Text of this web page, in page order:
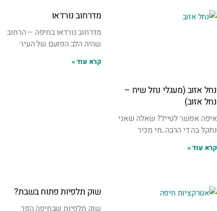
נחל אזוב (מעגלי נחל שיח –
נחל אזוב)
איפה אפשר לטייל? שאלה שאני
נתקל בה די הרבה..מי מכיר
קרא עוד »
מדרחוב נורדאו
מדרחוב נורדאו בחיפה – הרחוב
שהיה הלב הפועם של העיר
קרא עוד »
שוק תלפיות פתוח בשבת?
שוק תלפיות שבחיפה הפך